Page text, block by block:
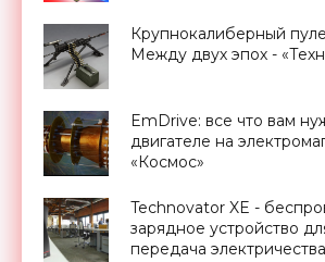
Крупнокалиберный
Между двух эпох -
EmDrive: все что вам
двигателе на
«Космос»
Technovator XE -
зарядное устройство
передача